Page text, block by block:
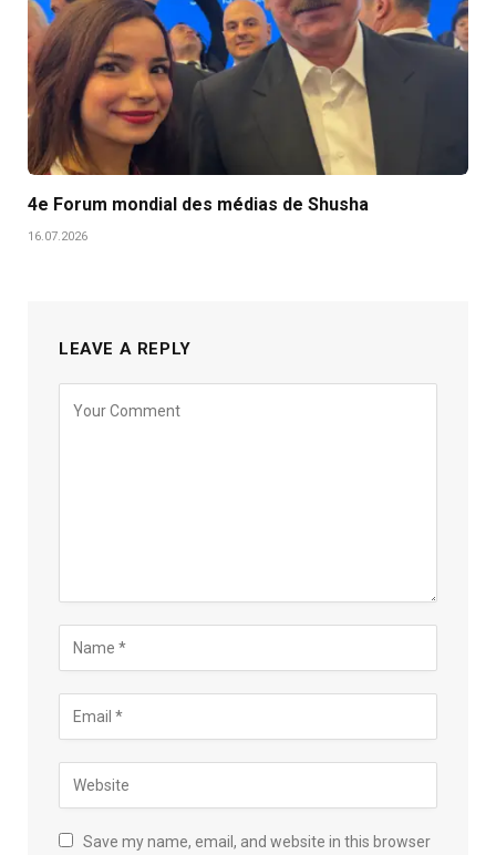
4e Forum mondial des médias de Shusha
16.07.2026
LEAVE A REPLY
Save my name, email, and website in this browser